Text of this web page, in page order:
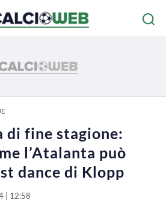
di fine stagione:
l’Atalanta può
dance di Klopp
| 12:58